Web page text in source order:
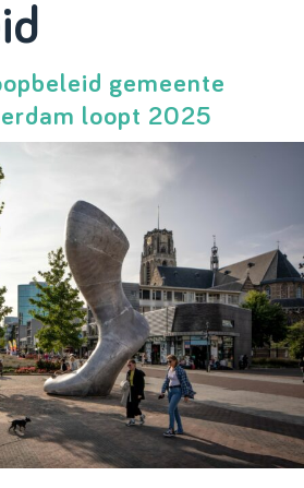
CITY DEAL
Masterplan
gemeente
loopt 2025